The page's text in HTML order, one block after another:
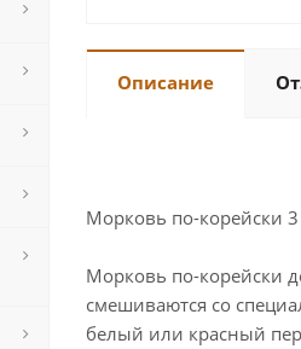
Описание
Морковь по-корейски 3
Морковь по-корейски
смешиваются со
белый или красный